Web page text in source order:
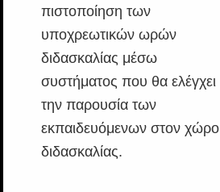
πιστοποίηση των
υποχρεωτικών ωρών
διδασκαλίας μέσω
συστήματος που θα ελέγχει
την παρουσία των
εκπαιδευόμενων στον χώρο
διδασκαλίας.